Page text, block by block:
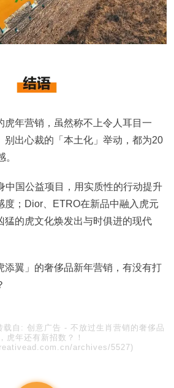
虎年营销，虽然称不上令人耳目一
别出心裁的「本土化」举动，都为20
中国公益项目，用实质性的行动提升
度；Dior、ETRO在新品中融入虎元
猛的虎文化焕发出与时俱进的现代
添翼」的奢侈品新年营销，有没有打
载自: 创意广告 - 不放过生肖营销的奢侈品
虎年还有新招数？！
archives/5527)